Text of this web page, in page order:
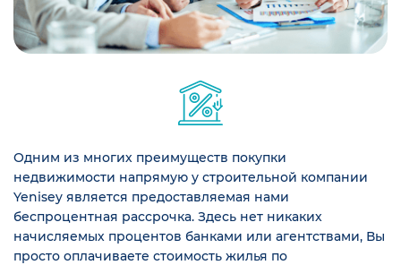
Одним из многих преимуществ покупки
недвижимости напрямую у строительной компании
Yenisey является предоставляемая нами
беспроцентная рассрочка. Здесь нет никаких
начисляемых процентов банками или агентствами, Вы
просто оплачиваете стоимость жилья по